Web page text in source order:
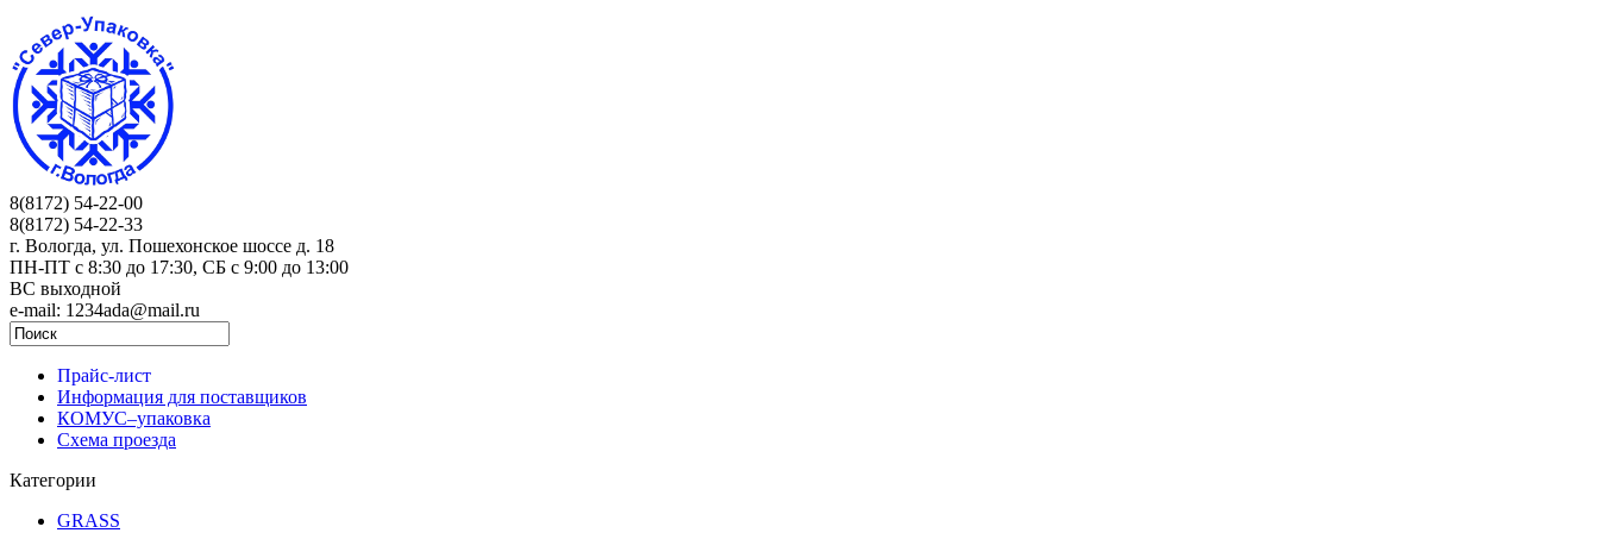
8(8172) 54-22-00
8(8172) 54-22-33
г. Вологда, ул. Пошехонское шоссе д. 18
ПН-ПТ c 8:30 до 17:30, СБ с 9:00 до 13:00
ВС выходной
e-mail: 1234ada@mail.ru
Прайс-лист
Информация для поставщиков
КОМУС–упаковка
Схема проезда
Категории
GRASS